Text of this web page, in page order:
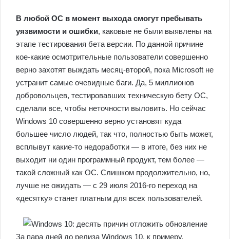
В любой ОС в момент выхода смогут пребывать
уязвимости и ошибки, каковые не были выявлены на
этапе тестирования бета версии. По данной причине
кое-какие осмотрительные пользователи совершенно
верно захотят выждать месяц-второй, пока Microsoft не
устранит самые очевидные баги. Да, 5 миллионов
добровольцев, тестировавших техническую бету ОС,
сделали все, чтобы неточности выловить. Но сейчас
Windows 10 совершенно верно установят куда
большее число людей, так что, полностью быть может,
всплывут какие-то недоработки — в итоге, без них не
выходит ни один программный продукт, тем более —
такой сложный как ОС. Слишком продолжительно, но,
лучше не ожидать — с 29 июля 2016-го переход на
«десятку» станет платным для всех пользователей.
За пара дней до релиза Windows 10, к примеру,